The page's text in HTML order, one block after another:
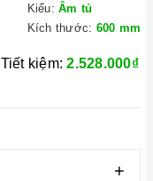
Kiểu: Âm tủ
Kích thước: 600 mm
Tiết kiệm:2.528.000₫
+